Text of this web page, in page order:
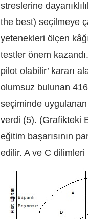
streslerine
the best) seçilmeye
yetenekleri ölçen
testler önem
pilot olabilir’ kararı
olumsuz bulunan
seçiminde
verdi (5). (Grafikteki
eğitim başarısının
edilir. A ve C dilimleri